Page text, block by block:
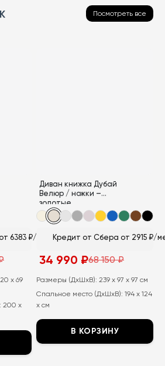
Посмотреть все
6383 ₽/мес
x 69
200 x
Диван книжка Дубай
Велюр / ножки –
золотые
Кредит от Сбера от 2915 ₽/
68 150₽
Первоначальная
составляла
150
₽.
34 990 ₽
Текущая
34
₽.
Размеры (ДхШхВ): 239 x 97 x 97 см
Спальное место (ДхШхВ): 194 x 124
x см
В КОРЗИНУ